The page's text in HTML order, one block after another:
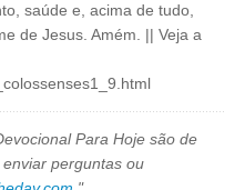
saúde e, acima de tudo,
de Jesus. Amém. || Veja a
Para Hoje são de
perguntas ou